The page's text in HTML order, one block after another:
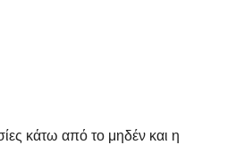
κάτω από το μηδέν και η